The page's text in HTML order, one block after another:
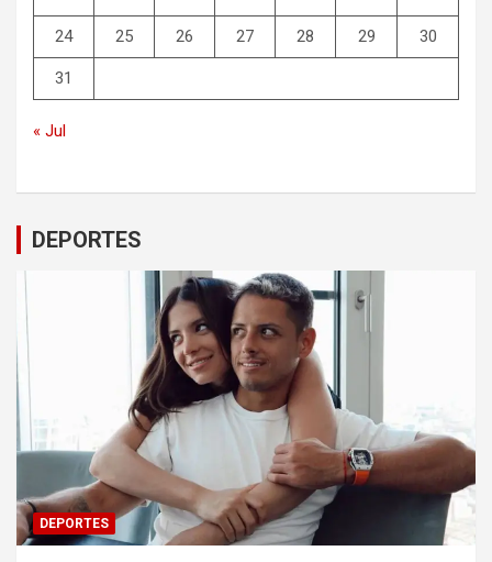
24 25 26 27 28 29 30
31
« Jul
DEPORTES
DEPORTES